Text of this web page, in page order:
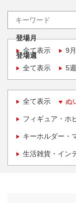
登場月
全て表示
9月
登場週
全て表示
5週
全て表示 ぬ
フィギュア・ホ
キーホルダー・
生活雑貨・イン